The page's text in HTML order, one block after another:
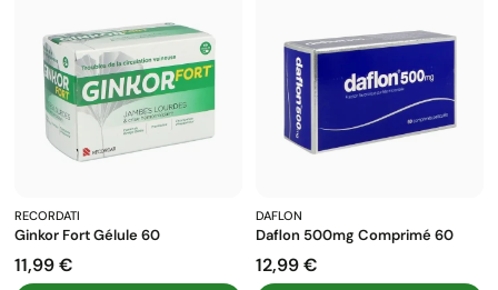
RECORDATI
Ginkor Fort Gélule 60
Prix
11,99 €
DAFLON
Daflon 500mg Comprimé 60
Prix
12,99 €